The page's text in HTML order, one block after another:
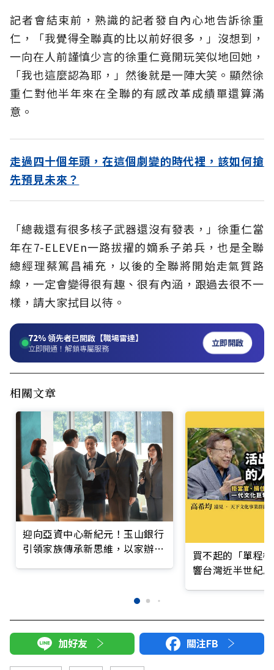
記者會結束前，熟識的記者發自內心地告訴徐重
仁，「我覺得全聯真的比以前好很多，」沒想到，
一向在人前謹慎少言的徐重仁竟開玩笑似地回她，
「我也這麼認為耶，」然後就是一陣大笑。顯然徐
重仁對他半年來在全聯的有感改革成績單還算滿
意。
走過四十個年頭，在這個劇變的時代裡，該如何搶
先預見未來？
「總裁還有很多核子武器還沒有發表，」徐重仁當
年在7-ELEVEn一路拔擢的嫡系子弟兵，也是全聯
總經理蔡篤昌補充，以後的全聯將開始走氣質路
線，一定會變得很有趣、很有內涵，跟過去很不一
樣，請大家拭目以待。
72%領先者已開啟【職場雷達】
立即開通！解鎖專屬服務 立即開啟
相關文章
迎向亞資中心新紀元！玉山銀行
引領家族傳承新思維，以家辦與
買不起的「單程
響台灣近半世紀
加好友 關注FB